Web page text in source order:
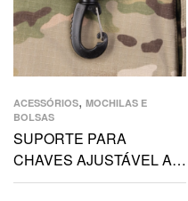
ACESSÓRIOS, MOCHILAS E
BOLSAS
SUPORTE PARA
CHAVES AJUSTÁVEL AO
CINTO